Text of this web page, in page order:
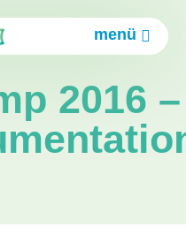
menü
2016 –